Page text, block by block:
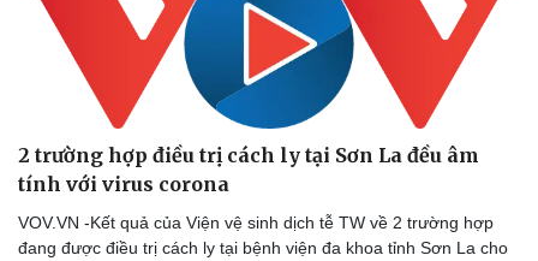
2 trường hợp điều trị cách ly tại Sơn La đều âm
tính với virus corona
VOV.VN -Kết quả của Viện vệ sinh dịch tễ TW về 2 trường hợp
đang được điều trị cách ly tại bệnh viện đa khoa tỉnh Sơn La cho